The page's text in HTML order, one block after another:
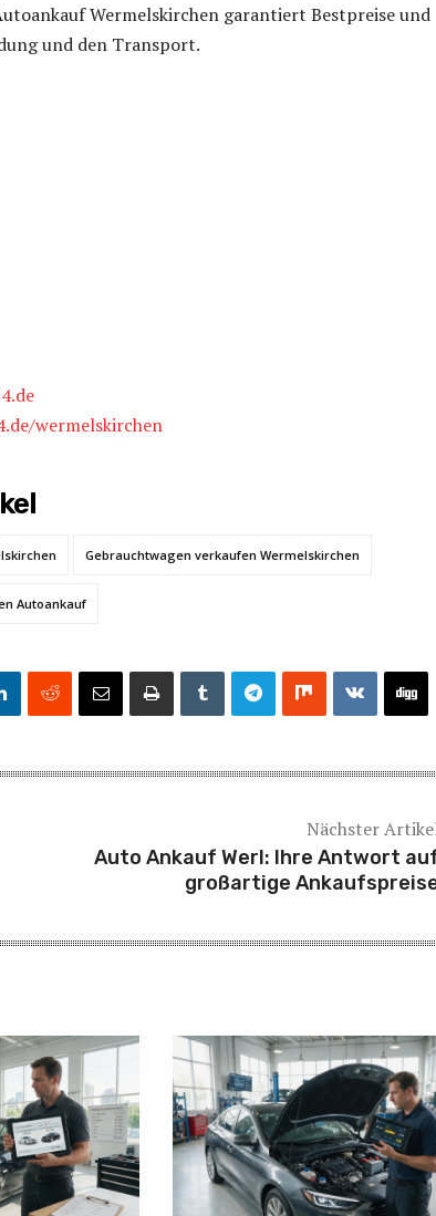
Wermelskirchen garantiert Bestpreise und
und den Transport.
wermelskirchen
Gebrauchtwagen verkaufen Wermelskirchen
Autoankauf
Nächster
Auto Ankauf Werl: Ihre Antwort
großartige